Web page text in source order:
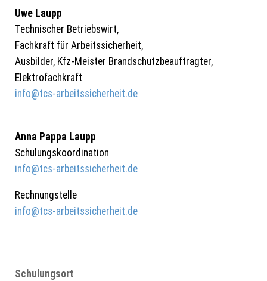
Uwe Laupp
Technischer Betriebswirt,
Fachkraft für Arbeitssicherheit,
Ausbilder, Kfz-Meister Brandschutzbeauftragter,
Elektrofachkraft
info@tcs-arbeitssicherheit.de
Anna Pappa Laupp
Schulungskoordination
info@tcs-arbeitssicherheit.de
Rechnungstelle
info@tcs-arbeitssicherheit.de
Schulungsort